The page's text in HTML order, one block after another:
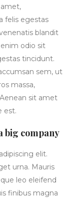
felis egestas
blandit
odio sit
tincidunt.
sem, ut
massa,
sit amet
est.
big company
elit.
urna. Mauris
leo eleifend
finibus magna